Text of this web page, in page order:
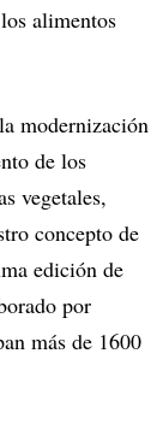
alimentos
modernización
de los
vegetales,
concepto de
edición de
por
más de 1600